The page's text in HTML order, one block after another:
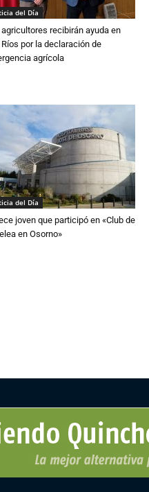
del Día
recibirán ayuda en
Ríos por la declaración de
agrícola
del Día
joven que participó en «Club de
en Osorno»